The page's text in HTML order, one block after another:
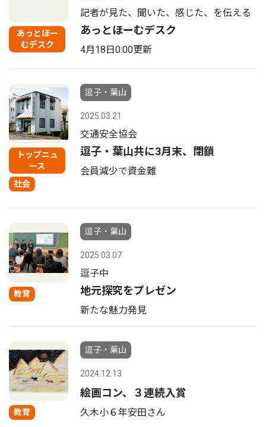
あっとほー
むデスク
記者が見た、聞いた、感じた、を伝える
あっとほーむデスク
4月18日0:00更新
トップニュ
ース
社会
逗子・葉山
2025.03.21
交通安全協会
逗子・葉山共に3月末、閉鎖
会員減少で資金難
教育
逗子・葉山
2025.03.07
逗子中
地元探究をプレゼン
新たな魅力発見
教育
逗子・葉山
2024.12.13
絵画コン、３連続入賞
久木小６年安田さん